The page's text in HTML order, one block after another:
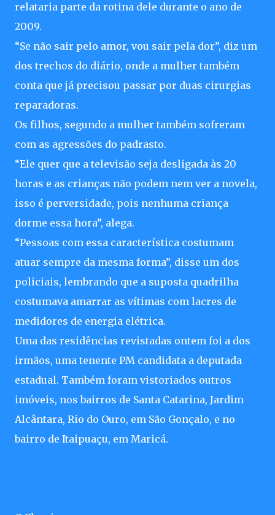
relataria parte da rotina dele durante o ano de
2009.
“Se não sair pelo amor, vou sair pela dor”, diz um
dos trechos do diário, onde a mulher também
conta que já precisou passar por duas cirurgias
reparadoras.
Os filhos, segundo a mulher também sofreram
com as agressões do padrasto.
“Ele quer que a televisão seja desligada às 20
horas e as crianças não podem nem ver a novela,
isso é perversidade, pois nenhuma criança
dorme essa hora”, alega.
“Pessoas com essa característica costumam
atuar sempre da mesma forma”, disse um dos
policiais, lembrando que a suposta quadrilha
costumava amarrar as vítimas com lacres de
medidores de energia elétrica.
Uma das residências revistadas ontem foi a dos
irmãos, uma tenente PM candidata a deputada
estadual. Também foram vistoriados outros
imóveis, nos bairros de Santa Catarina, Jardim
Alcântara, Rio do Ouro, em São Gonçalo, e no
bairro de Itaipuaçu, em Maricá.